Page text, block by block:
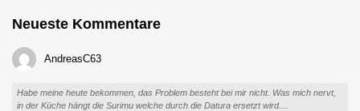
Neueste Kommentare
AndreasC63
Habe meine heute bekommen, das Problem besteht bei mir nicht. Was mich nervt,
in der Küche hängt die Surimu welche durch die Datura ersetzt wird....